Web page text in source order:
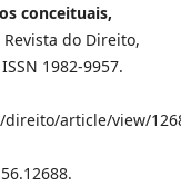
conceituais,
Revista do Direito,
1982-9957.
article/view/